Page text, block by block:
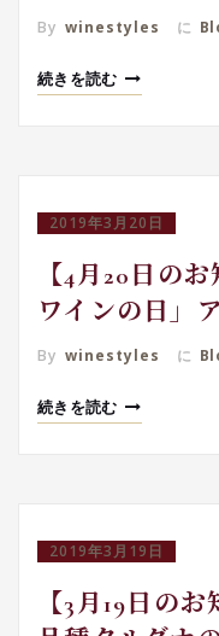
By winestyles に
続きを読む
2019年3月20日
【4月20日の
ワインの日」
By winestyles に
続きを読む
2019年3月19日
【3月19日の